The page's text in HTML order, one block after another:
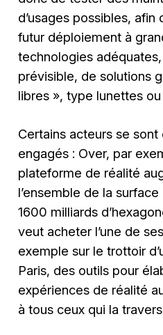
d’usages possibles, afin
futur déploiement à
technologies
prévisible, de solutions
libres », type lunettes
Certains acteurs se
engagés : Over, par
plateforme de réalité
l’ensemble de la
1600 milliards
veut acheter l’une de
exemple sur le trottoir
Paris, des outils pour
expériences de réalité
à tous ceux qui la